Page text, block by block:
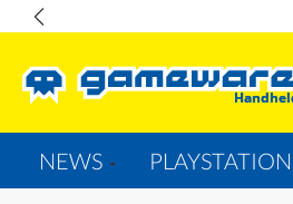
NEWS PLAYSTATION